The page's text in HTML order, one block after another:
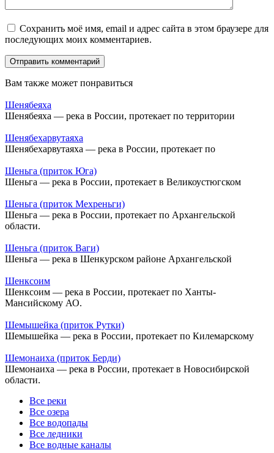
Сохранить моё имя, email и адрес сайта в этом браузере для
последующих моих комментариев.
Вам также может понравиться
Шенябеяха
Шенябеяха — река в России, протекает по территории
Шенябехарвутаяха
Шенябехарвутаяха — река в России, протекает по
Шеньга (приток Юга)
Шеньга — река в России, протекает в Великоустюгском
Шеньга (приток Мехреньги)
Шеньга — река в России, протекает по Архангельской
области.
Шеньга (приток Ваги)
Шеньга — река в Шенкурском районе Архангельской
Шенксоим
Шенксоим — река в России, протекает по Ханты-
Мансийскому АО.
Шемышейка (приток Рутки)
Шемышейка — река в России, протекает по Килемарскому
Шемонаиха (приток Берди)
Шемонаиха — река в России, протекает в Новосибирской
области.
Все реки
Все озера
Все водопады
Все ледники
Все водные каналы